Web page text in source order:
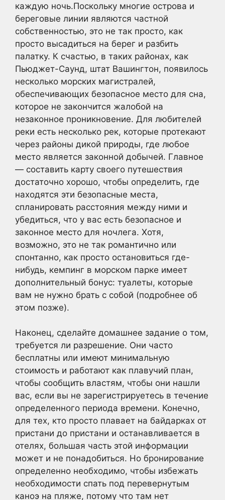
каждую ночь.Поскольку многие острова и
береговые линии являются частной
собственностью, это не так просто, как
просто высадиться на берег и разбить
палатку. К счастью, в таких районах, как
Пьюджет-Саунд, штат Вашингтон, появилось
несколько морских магистралей,
обеспечивающих безопасное место для сна,
которое не закончится жалобой на
незаконное проникновение. Для любителей
реки есть несколько рек, которые протекают
через районы дикой природы, где любое
место является законной добычей. Главное
— составить карту своего путешествия
достаточно хорошо, чтобы определить, где
находятся эти безопасные места,
спланировать расстояния между ними и
убедиться, что у вас есть безопасное и
законное место для ночлега. Хотя,
возможно, это не так романтично или
спонтанно, как просто остановиться где-
нибудь, кемпинг в морском парке имеет
дополнительный бонус: туалеты, которые
вам не нужно брать с собой (подробнее об
этом позже).
Наконец, сделайте домашнее задание о том,
требуется ли разрешение. Они часто
бесплатны или имеют минимальную
стоимость и работают как плавучий план,
чтобы сообщить властям, чтобы они нашли
вас, если вы не зарегистрируетесь в течение
определенного периода времени. Конечно,
для тех, кто просто плавает на байдарках от
пристани до пристани и останавливается в
отелях, большая часть этой информации
может и не понадобиться. Но бронирование
определенно необходимо, чтобы избежать
необходимости спать под перевернутым
каноэ на пляже, потому что там нет